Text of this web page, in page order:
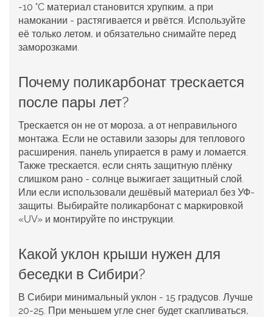
-10 °C материал становится хрупким, а при
намокании - растягивается и рвётся. Используйте
её только летом, и обязательно снимайте перед
заморозками.
Почему поликарбонат трескается
после пары лет?
Трескается он не от мороза, а от неправильного
монтажа. Если не оставили зазоры для теплового
расширения, панель упирается в раму и ломается.
Также трескается, если снять защитную плёнку
слишком рано - солнце выжигает защитный слой.
Или если использовали дешёвый материал без УФ-
защиты. Выбирайте поликарбонат с маркировкой
«UV» и монтируйте по инструкции.
Какой уклон крыши нужен для
беседки в Сибири?
В Сибири минимальный уклон - 15 градусов. Лучше
20-25. При меньшем угле снег будет скапливаться,